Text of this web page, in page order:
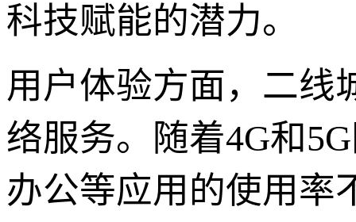
科技赋能的潜力。
用户体验方面，二线
络服务。随着4G和
办公等应用的使用率